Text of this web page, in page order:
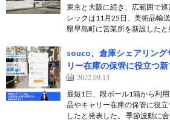
東京と大阪に続き、広範囲で
レックは11月25日、美術品輸
県早島町に営業所を新設した
souco、倉庫シェアリング
リー在庫の保管に役立つ
2022.09.13
最短1日、段ボール1箱から利
品やキャリー在庫の保管に役
したと発表した。 季節波動に